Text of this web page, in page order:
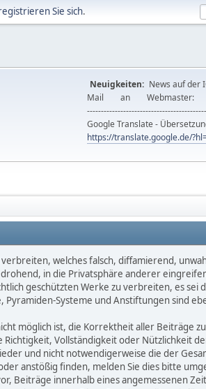
Sie sich.
Neuigkeiten: News auf
Mail an
Google Translate -
https://translate.google.de/
welches falsch, diffamierend,
in die Privatsphäre anderer
geschützten Werke zu verbreiten, es
Systeme und Anstiftungen sind
möglich ist, die Korrektheit aller Beiträge
Vollständigkeit oder Nützlichkeit
und nicht notwendigerweise die der
anstößig finden, melden Sie dies bitte
Beiträge innerhalb eines angemessenen